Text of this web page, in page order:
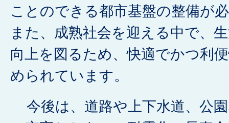
ことのできる都市基盤の整備が
また、成熟社会を迎える中で、
向上を図るため、快適でかつ利
められています。
今後は、道路や上下水道、公